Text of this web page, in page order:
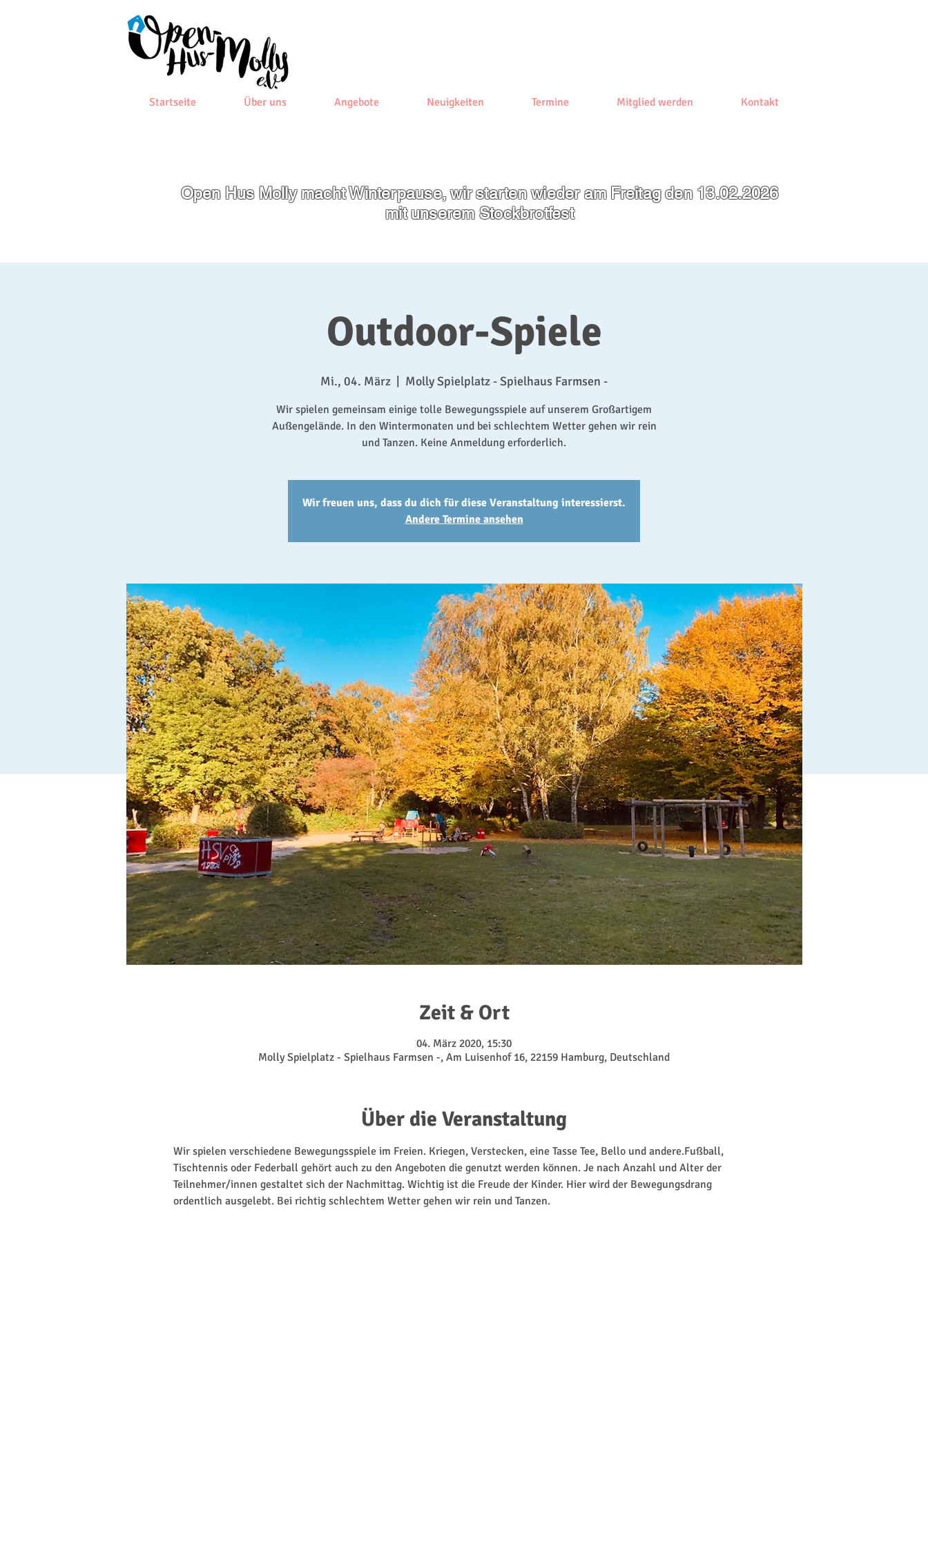
Startseite Über uns Angebote Neuigkeiten Termine Mitglied werden Kontakt
Open Hus Molly macht Winterpause, wir starten wieder am Freitag den 13.02.2026
mit unserem Stockbrotfest
Outdoor-Spiele
Mi., 04. März Molly Spielplatz - Spielhaus Farmsen -
Wir spielen gemeinsam einige tolle Bewegungsspiele auf unserem Großartigem
Außengelände. In den Wintermonaten und bei schlechtem Wetter gehen wir rein
und Tanzen. Keine Anmeldung erforderlich.
Wir freuen uns, dass du dich für diese Veranstaltung interessierst.
Andere Termine ansehen
Zeit & Ort
04. März 2020, 15:30
Molly Spielplatz - Spielhaus Farmsen -, Am Luisenhof 16, 22159 Hamburg, Deutschland
Über die Veranstaltung
Wir spielen verschiedene Bewegungsspiele im Freien. Kriegen, Verstecken, eine Tasse Tee, Bello und andere.Fußball,
Tischtennis oder Federball gehört auch zu den Angeboten die genutzt werden können. Je nach Anzahl und Alter der
Teilnehmer/innen gestaltet sich der Nachmittag. Wichtig ist die Freude der Kinder. Hier wird der Bewegungsdrang
ordentlich ausgelebt. Bei richtig schlechtem Wetter gehen wir rein und Tanzen.